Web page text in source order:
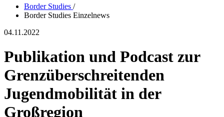
Border Studies /
Border Studies Einzelnews
04.11.2022
Publikation und Podcast zur
Grenzüberschreitenden
Jugendmobilität in der
Großregion